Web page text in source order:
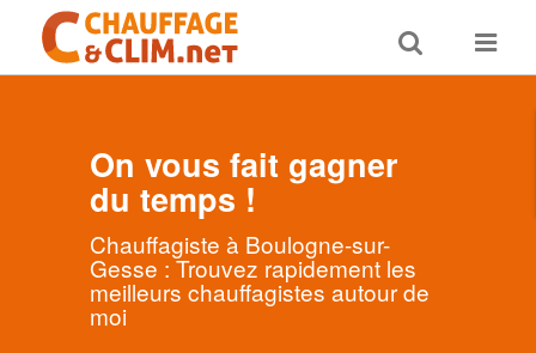
Toggle
search
Toggle
On vous fait gagner
du temps !
Chauffagiste à Boulogne-sur-
Gesse : Trouvez rapidement les
meilleurs chauffagistes autour de
moi